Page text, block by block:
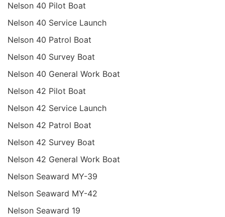
Nelson 40 Pilot Boat
Nelson 40 Service Launch
Nelson 40 Patrol Boat
Nelson 40 Survey Boat
Nelson 40 General Work Boat
Nelson 42 Pilot Boat
Nelson 42 Service Launch
Nelson 42 Patrol Boat
Nelson 42 Survey Boat
Nelson 42 General Work Boat
Nelson Seaward MY-39
Nelson Seaward MY-42
Nelson Seaward 19